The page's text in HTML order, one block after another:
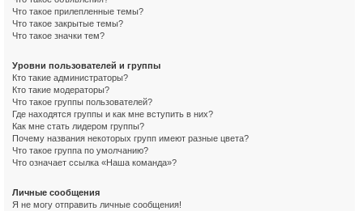
Что такое прилепленные темы?
Что такое закрытые темы?
Что такое значки тем?
Уровни пользователей и группы
Кто такие администраторы?
Кто такие модераторы?
Что такое группы пользователей?
Где находятся группы и как мне вступить в них?
Как мне стать лидером группы?
Почему названия некоторых групп имеют разные цвета?
Что такое группа по умолчанию?
Что означает ссылка «Наша команда»?
Личные сообщения
Я не могу отправить личные сообщения!